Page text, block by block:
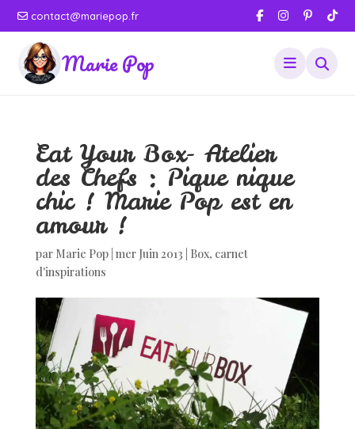
contact@mariepop.fr
Marie Pop
Eat Your Box- Atelier
des Chefs : Pique nique
chic ! Marie Pop est en
amour !
par Marie Pop| mer Juin 2013 Box, carnet
d'inspirations